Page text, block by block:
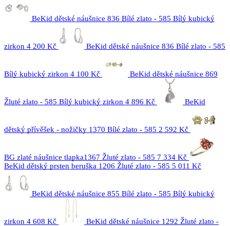
BeKid dětské náušnice 836 Bílé zlato - 585 Bílý kubický
zirkon 4 200 Kč BeKid dětské náušnice 836 Bílé zlato - 585
Bílý kubický zirkon 4 100 Kč BeKid dětské náušnice 869
Žluté zlato - 585 Bílý kubický zirkon 4 896 Kč BeKid
dětský přívěšek - nožičky 1370 Bílé zlato - 585 2 592 Kč
BG zlaté náušnice tlapka1367 Žluté zlato - 585 7 334 Kč
BeKid dětský prsten beruška 1206 Žluté zlato - 585 5 011 Kč
BeKid dětské náušnice 855 Bílé zlato - 585 Bílý kubický
zirkon 4 608 Kč BeKid dětské náušnice 1292 Žluté zlato -